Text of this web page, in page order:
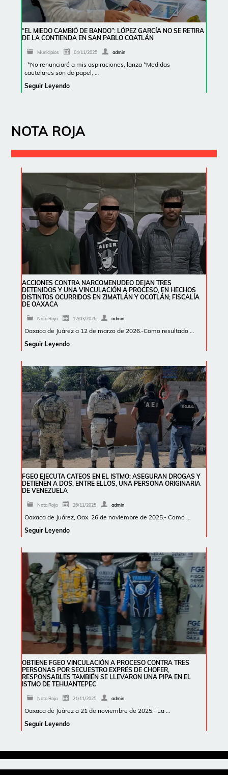
“EL MIEDO CAMBIÓ DE BANDO”: LÓPEZ GARCÍA NO SE RETIRA
DE LA CONTIENDA EN SAN PABLO COATLÁN
Municipios 04/11/2025 admin
*No renunciaré a mis aspiraciones, lanza *Medidas
cautelares son de papel, …
Seguir Leyendo
NOTA ROJA
ACCIONES CONTRA NARCOMENUDEO DEJAN TRES
DETENIDOS Y UNA VINCULACIÓN A PROCESO, EN HECHOS
DISTINTOS OCURRIDOS EN ZIMATLÁN Y OCOTLÁN; FISCALÍA
DE OAXACA
Nota Roja 12/03/2026 admin
Oaxaca de Juárez a 12 de marzo de 2026.-Como resultado …
Seguir Leyendo
FGEO EJECUTA CATEOS EN EL ISTMO: ASEGURAN DROGAS Y
DETIENEN A DOS, ENTRE ELLOS, UNA PERSONA ORIGINARIA
DE VENEZUELA
Nota Roja 26/11/2025 admin
Oaxaca de Juárez, Oax. 26 de noviembre de 2025.- Como …
Seguir Leyendo
OBTIENE FGEO VINCULACIÓN A PROCESO CONTRA TRES
PERSONAS POR SECUESTRO EXPRÉS DE CHOFER,
RESPONSABLES TAMBIÉN SE LLEVARON UNA PIPA EN EL
ISTMO DE TEHUANTEPEC
Nota Roja 21/11/2025 admin
Oaxaca de Juárez a 21 de noviembre de 2025.- La …
Seguir Leyendo